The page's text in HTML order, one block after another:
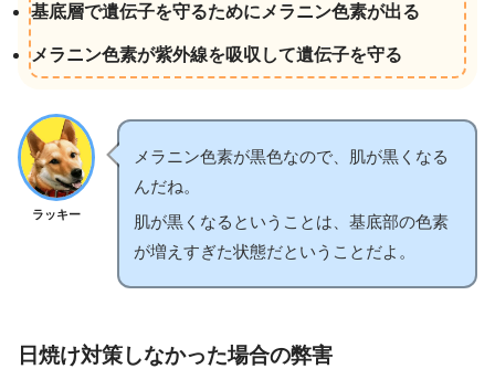
基底層で遺伝子を守るためにメラニン色素が出る
メラニン色素が紫外線を吸収して遺伝子を守る
ラッキー
メラニン色素が黒色なので、肌が黒くなる
んだね。
肌が黒くなるということは、基底部の色素
が増えすぎた状態だということだよ。
日焼け対策しなかった場合の弊害